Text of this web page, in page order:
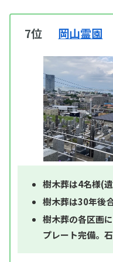
7位 岡山霊園
樹木葬は4名様(
樹木葬は30年後
樹木葬の各区画
プレート完備。